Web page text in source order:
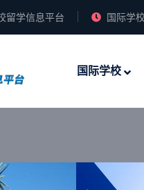
留学信息平台 国际学
国际学校